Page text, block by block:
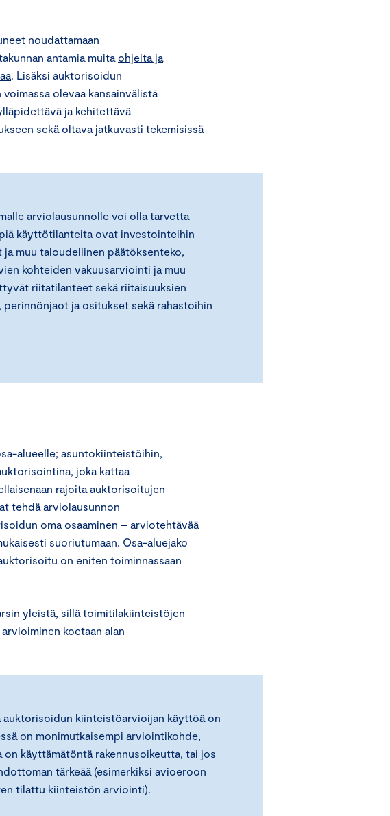
noudattamaan
antamia muita ohjeita ja
. Lisäksi auktorisoidun
olevaa kansainvälistä
ja kehitettävä
sekä oltava jatkuvasti tekemisissä
arviolausunnolle voi olla tarvetta
käyttötilanteita ovat investointeihin
muu taloudellinen päätöksenteko,
kohteiden vakuusarviointi ja muu
riitatilanteet sekä riitaisuuksien
ja ositukset sekä rahastoihin
alueelle; asuntokiinteistöihin,
joka kattaa
rajoita auktorisoitujen
tehdä arviolausunnon
oma osaaminen – arviotehtävää
suoriutumaan. Osa-aluejako
on eniten toiminnassaan
yleistä, sillä toimitilakiinteistöjen
koetaan alan
kiinteistöarvioijan käyttöä on
on monimutkaisempi arviointikohde,
käyttämätöntä rakennusoikeutta, tai jos
tärkeää (esimerkiksi avioeroon
tilattu kiinteistön arviointi).